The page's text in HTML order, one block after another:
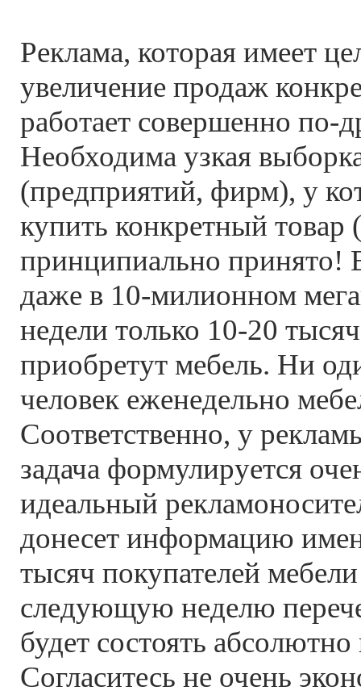
Реклама, которая имеет
увеличение продаж
работает совершенно по-
Необходима узкая
(предприятий, фирм), у
купить конкретный товар
принципиально принято!
даже в 10-милионном
недели только 10-20
приобретут мебель. Ни
человек еженедельно
Соответственно, у
задача формулируется
идеальный
донесет информацию
тысяч покупателей
следующую неделю
будет состоять
Согласитесь не очень